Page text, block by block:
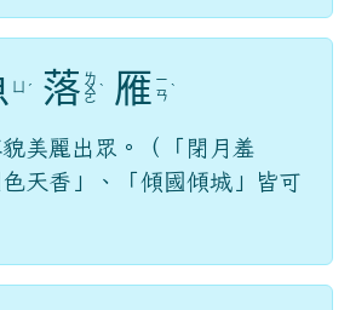
ˊ 落 ㄌ
ㄨ
ㄛ
ˋ 雁 ㄧ
ㄢ ˋ
美麗出眾。（「閉月羞
天香」、「傾國傾城」皆可